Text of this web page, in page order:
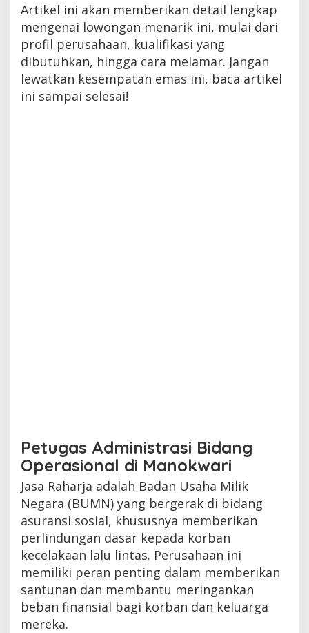
Artikel ini akan memberikan detail lengkap
mengenai lowongan menarik ini, mulai dari
profil perusahaan, kualifikasi yang
dibutuhkan, hingga cara melamar. Jangan
lewatkan kesempatan emas ini, baca artikel
ini sampai selesai!
Petugas Administrasi Bidang
Operasional di Manokwari
Jasa Raharja adalah Badan Usaha Milik
Negara (BUMN) yang bergerak di bidang
asuransi sosial, khususnya memberikan
perlindungan dasar kepada korban
kecelakaan lalu lintas. Perusahaan ini
memiliki peran penting dalam memberikan
santunan dan membantu meringankan
beban finansial bagi korban dan keluarga
mereka.